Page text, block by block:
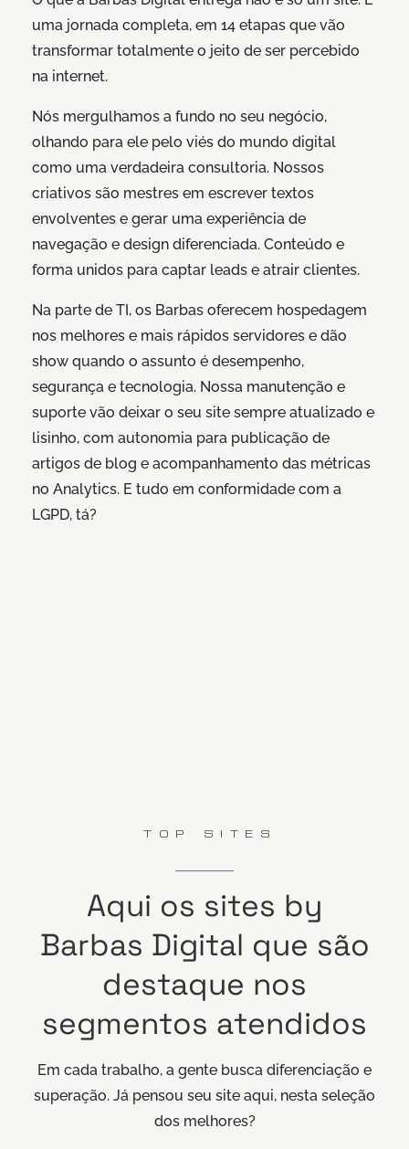
uma jornada completa, em 14 etapas que vão
transformar totalmente o jeito de ser percebido
na internet.
Nós mergulhamos a fundo no seu negócio,
olhando para ele pelo viés do mundo digital
como uma verdadeira consultoria. Nossos
criativos são mestres em escrever textos
envolventes e gerar uma experiência de
navegação e design diferenciada. Conteúdo e
forma unidos para captar leads e atrair clientes.
Na parte de TI, os Barbas oferecem hospedagem
nos melhores e mais rápidos servidores e dão
show quando o assunto é desempenho,
segurança e tecnologia. Nossa manutenção e
suporte vão deixar o seu site sempre atualizado e
lisinho, com autonomia para publicação de
artigos de blog e acompanhamento das métricas
no Analytics. E tudo em conformidade com a
LGPD, tá?
TOP SITES
Aqui os sites by
Barbas Digital que são
destaque nos
segmentos atendidos
Em cada trabalho, a gente busca diferenciação e
superação. Já pensou seu site aqui, nesta seleção
dos melhores?